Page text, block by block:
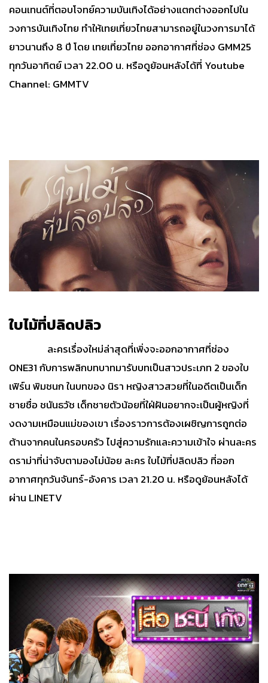
คอนเทนต์ที่ตอบโจทย์ความบันเทิงได้อย่างแตกต่างออกไปใน
วงการบันเทิงไทย ทำให้เทยเที่ยวไทยสามารถอยู่ในวงการมาได้
ยาวนานถึง 8 ปี โดย เทยเที่ยวไทย ออกอากาศที่ช่อง GMM25
ทุกวันอาทิตย์ เวลา 22.00 น. หรือดูย้อนหลังได้ที่ Youtube
Channel: GMMTV
ใบไม้ที่ปลิดปลิว
ละครเรื่องใหม่ล่าสุดที่เพิ่งจะออกอากาศที่ช่อง
ONE31 กับการพลิกบทบาทมารับบทเป็นสาวประเภท 2 ของใบ
เฟิร์น พิมชนก ในบทของ นิรา หญิงสาวสวยที่ในอดีตเป็นเด็ก
ชายชื่อ ชนันธวัช เด็กชายตัวน้อยที่ใฝ่ฝันอยากจะเป็นผู้หญิงที่
งดงามเหมือนแม่ของเขา เรื่องราวการต้องเผชิญการถูกต่อ
ต้านจากคนในครอบครัว ไปสู่ความรักและความเข้าใจ ผ่านละคร
ดราม่าที่น่าจับตามองไม่น้อย ละคร ใบไม้ที่ปลิดปลิว ที่ออก
อากาศทุกวันจันทร์-อังคาร เวลา 21.20 น. หรือดูย้อนหลังได้
ผ่าน LINETV